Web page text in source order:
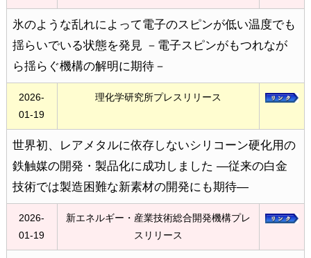
氷のような乱れによって電子のスピンが低い温度でも
揺らいでいる状態を発見 －電子スピンがもつれなが
ら揺らぐ機構の解明に期待－
2026-
01-19
理化学研究所プレスリリース
世界初、レアメタルに依存しないシリコーン硬化用の
鉄触媒の開発・製品化に成功しました ―従来の白金
技術では製造困難な新素材の開発にも期待―
2026-
01-19
新エネルギー・産業技術総合開発機構プレ
スリリース